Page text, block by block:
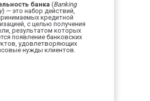
банка (Banking
) — это набор действий,
кредитной
с целью получения
результатом которых
появление банковских
удовлетворяющих
нужды клиентов.